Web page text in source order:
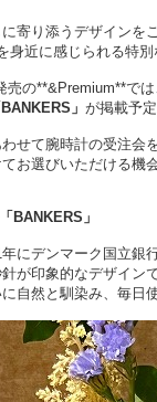
寄り添うデザインを
近に感じられる特別
の**&Premium**では
BANKERS」 が掲載予定
せて腕時計の受注会
お選びいただける機会
BANKERS」
にデンマーク国立銀
が印象的なデザインで
自然と馴染み、毎日